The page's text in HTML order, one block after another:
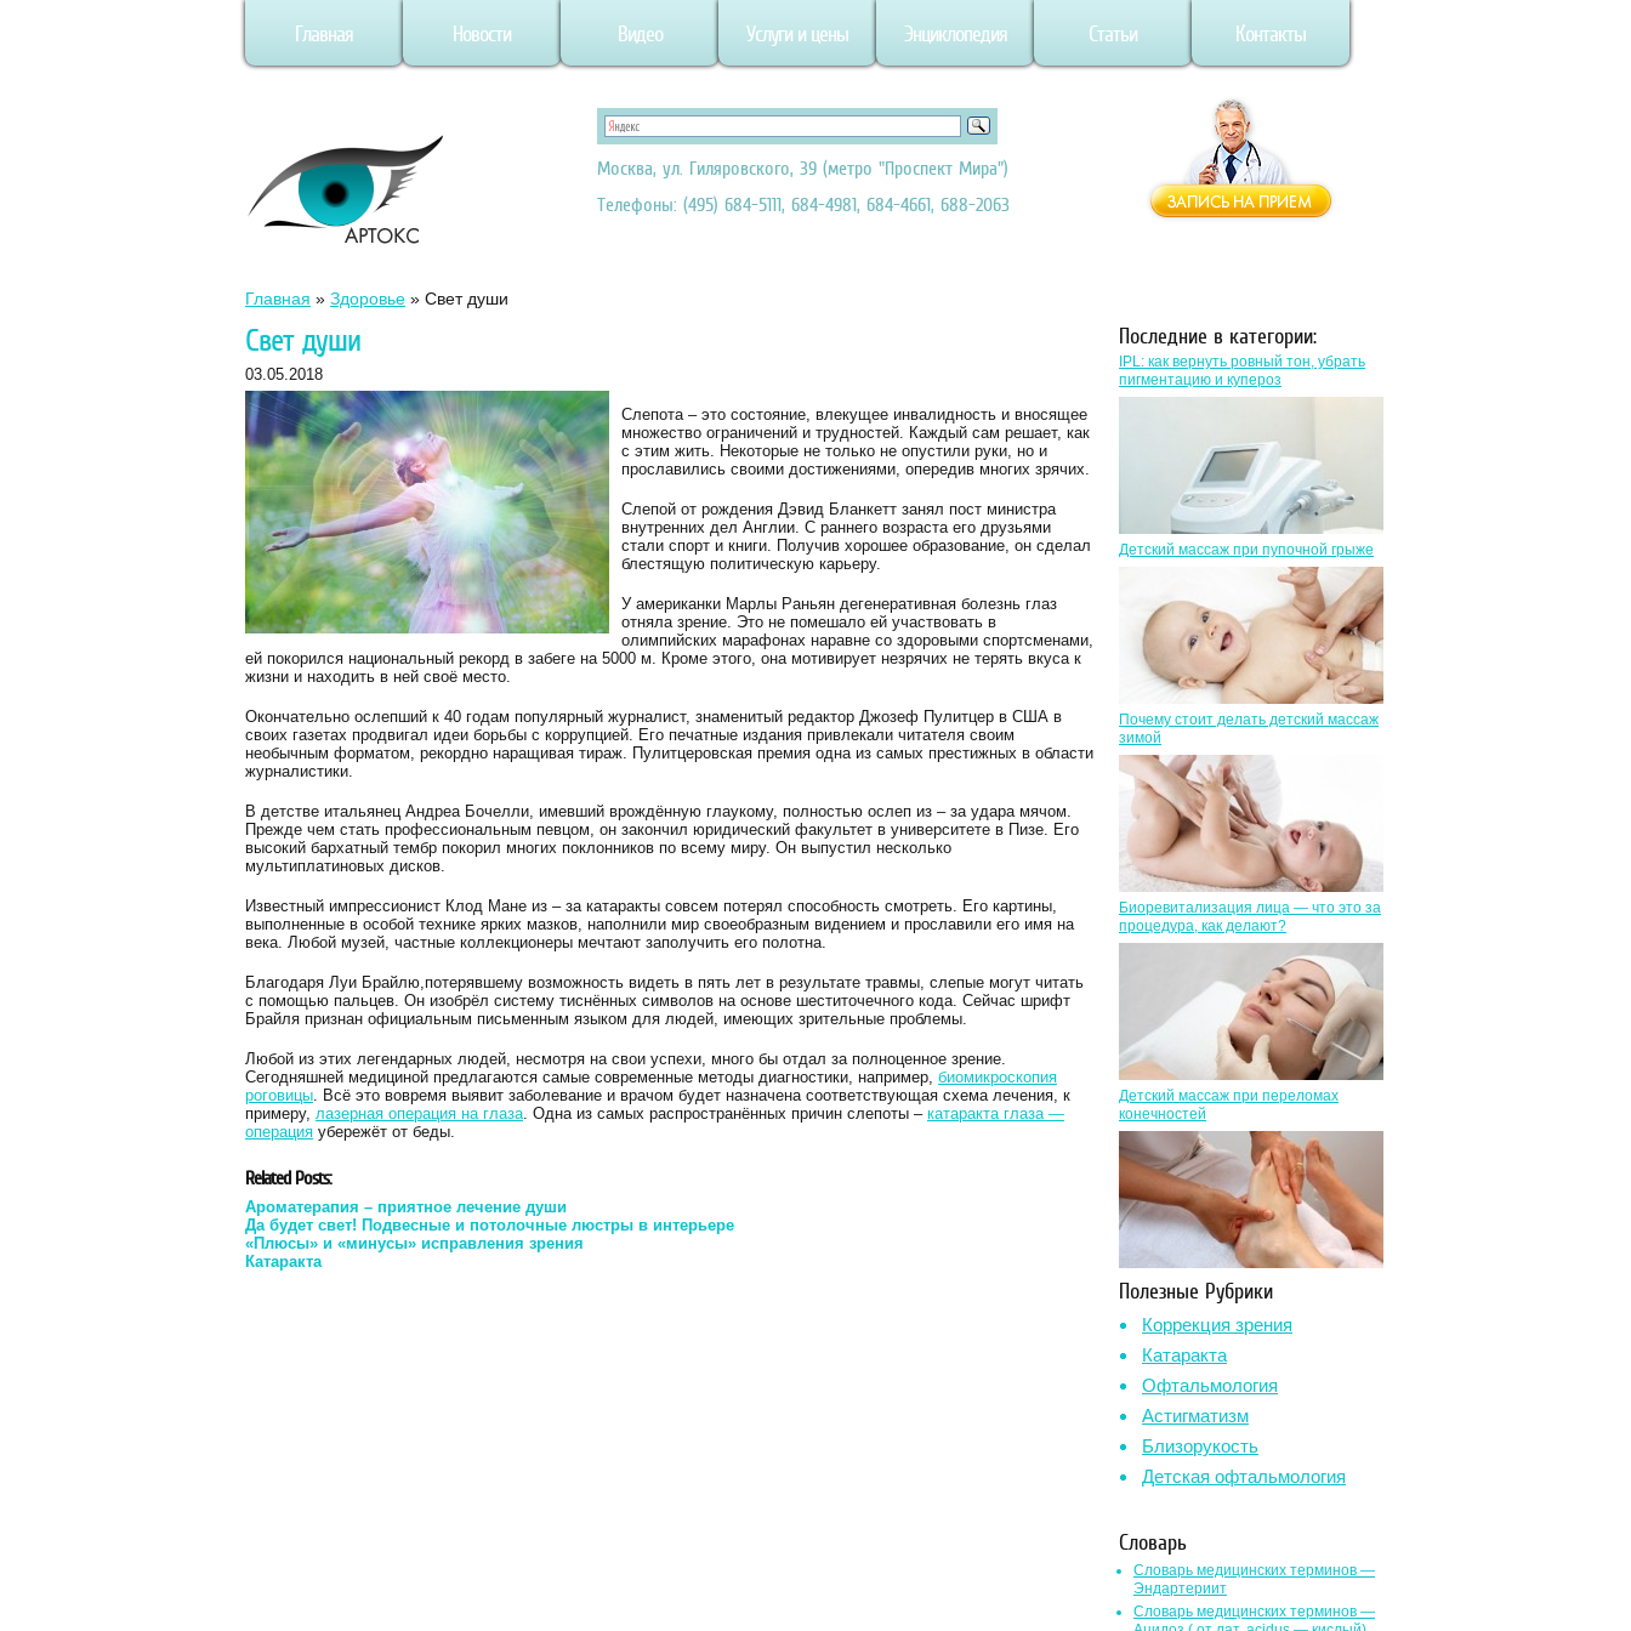
Главная Новости Видео Услуги и цены Энциклопедия Статьи Контакты
Москва, ул. Гиляровского, 39 (метро "Проспект Мира")
Телефоны: (495) 684-5111, 684-4981, 684-4661, 688-2063
Главная » Здоровье » Свет души
Свет души
03.05.2018
Слепота – это состояние, влекущее инвалидность и вносящее
множество ограничений и трудностей. Каждый сам решает, как
с этим жить. Некоторые не только не опустили руки, но и
прославились своими достижениями, опередив многих зрячих.
Слепой от рождения Дэвид Бланкетт занял пост министра
внутренних дел Англии. С раннего возраста его друзьями
стали спорт и книги. Получив хорошее образование, он сделал
блестящую политическую карьеру.
У американки Марлы Раньян дегенеративная болезнь глаз
отняла зрение. Это не помешало ей участвовать в
олимпийских марафонах наравне со здоровыми спортсменами,
ей покорился национальный рекорд в забеге на 5000 м. Кроме этого, она мотивирует незрячих не терять вкуса к
жизни и находить в ней своё место.
Окончательно ослепший к 40 годам популярный журналист, знаменитый редактор Джозеф Пулитцер в США в
своих газетах продвигал идеи борьбы с коррупцией. Его печатные издания привлекали читателя своим
необычным форматом, рекордно наращивая тираж. Пулитцеровская премия одна из самых престижных в области
журналистики.
В детстве итальянец Андреа Бочелли, имевший врождённую глаукому, полностью ослеп из – за удара мячом.
Прежде чем стать профессиональным певцом, он закончил юридический факультет в университете в Пизе. Его
высокий бархатный тембр покорил многих поклонников по всему миру. Он выпустил несколько
мультиплатиновых дисков.
Известный импрессионист Клод Мане из – за катаракты совсем потерял способность смотреть. Его картины,
выполненные в особой технике ярких мазков, наполнили мир своеобразным видением и прославили его имя на
века. Любой музей, частные коллекционеры мечтают заполучить его полотна.
Благодаря Луи Брайлю,потерявшему возможность видеть в пять лет в результате травмы, слепые могут читать
с помощью пальцев. Он изобрёл систему тиснённых символов на основе шеститочечного кода. Сейчас шрифт
Брайля признан официальным письменным языком для людей, имеющих зрительные проблемы.
Любой из этих легендарных людей, несмотря на свои успехи, много бы отдал за полноценное зрение.
Сегодняшней медициной предлагаются самые современные методы диагностики, например, биомикроскопия
роговицы. Всё это вовремя выявит заболевание и врачом будет назначена соответствующая схема лечения, к
примеру, лазерная операция на глаза. Одна из самых распространённых причин слепоты – катаракта глаза —
операция убережёт от беды.
Related Posts:
Ароматерапия – приятное лечение души
Да будет свет! Подвесные и потолочные люстры в интерьере
«Плюсы» и «минусы» исправления зрения
Катаракта
Последние в категории:
IPL: как вернуть ровный тон, убрать
пигментацию и купероз
Детский массаж при пупочной грыже
Почему стоит делать детский массаж
зимой
Биоревитализация лица — что это за
процедура, как делают?
Детский массаж при переломах
конечностей
Полезные Рубрики
Коррекция зрения
Катаракта
Офтальмология
Астигматизм
Близорукость
Детская офтальмология
Словарь
Словарь медицинских терминов —
Эндартериит
Словарь медицинских терминов —